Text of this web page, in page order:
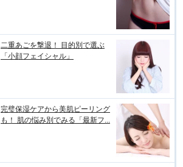
二重あごを撃退！ 目的別で選ぶ
「小顔フェイシャル」
完璧保湿ケアから美肌ピーリング
も！ 肌の悩み別でみる「最新フ...